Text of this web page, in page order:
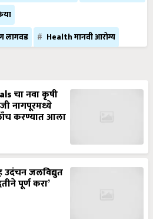
लागवड
Health मानवी आरोग्य
चा नवा कृषी
नागपूरमध्ये
लाँच करण्यात आला
उदंचन जलविद्युत
पूर्ण करा’